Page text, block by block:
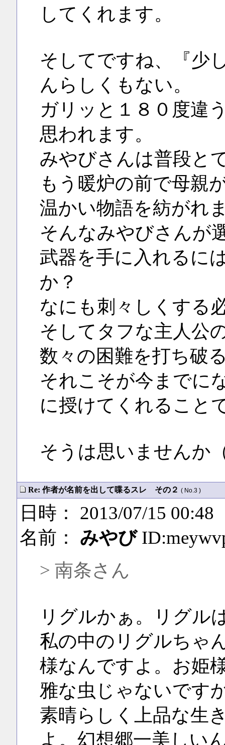
してくれます。
そしてですね、『少
んらしくもない。
ガリッと１８０度違
思われます。
みやびさんは普段と
もう暖炉の前で母親
温かい物語を紡がれ
そんなみやびさんが
武器を手に入れるに
か？
なにも刺々しくする
そしてタフな主人公
数々の困難を打ち破
それこそが今までに
に授けてくれること
そうは思いませんか
Re: 作者が名前を出して喋るスレ その２ ( No.3 )
日時： 2013/07/15 00:48
名前： みやび
> 南条さん
リグルかぁ。リグル
私の中のリグルちゃ
様なんですよ。お姫
雅な虫じゃないです
素晴らしく上品な生
よ。幻想郷一美しい